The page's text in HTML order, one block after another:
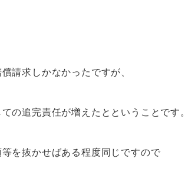
請求しかなかったですが、
の追完責任が増えたとということです。
を抜かせばある程度同じですので